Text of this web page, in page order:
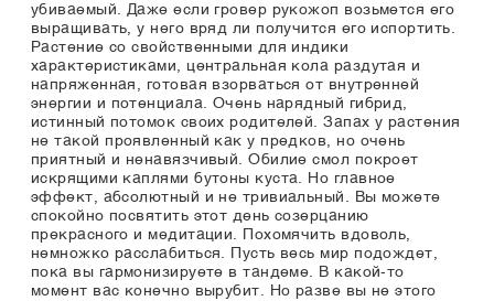
убиваемый. Даже если гровер рукожоп возьмется его
выращивать, у него вряд ли получится его испортить.
Растение со свойственными для индики
характеристиками, центральная кола раздутая и
напряженная, готовая взорваться от внутренней
энергии и потенциала. Очень нарядный гибрид,
истинный потомок своих родителей. Запах у растения
не такой проявленный как у предков, но очень
приятный и ненавязчивый. Обилие смол покроет
искрящими каплями бутоны куста. Но главное
эффект, абсолютный и не тривиальный. Вы можете
спокойно посвятить этот день созерцанию
прекрасного и медитации. Похомячить вдоволь,
немножко расслабиться. Пусть весь мир подождет,
пока вы гармонизируете в тандеме. В какой-то
момент вас конечно вырубит. Но разве вы не этого